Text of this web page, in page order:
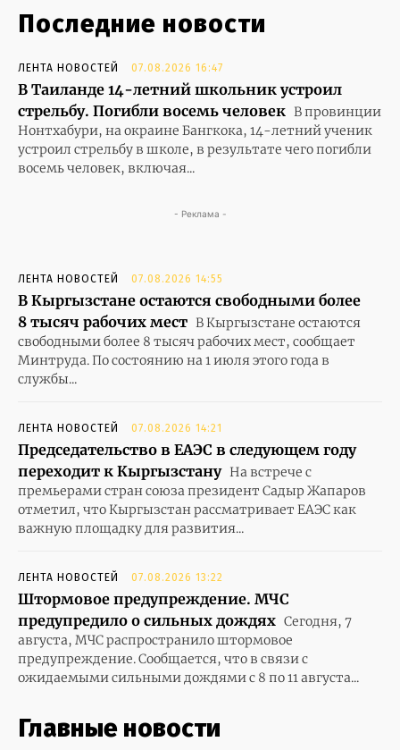
Последние новости
ЛЕНТА НОВОСТЕЙ 07.08.2026 16:47
В Таиланде 14-летний школьник устроил
стрельбу. Погибли восемь человек В провинции
Нонтхабури, на окраине Бангкока, 14-летний ученик
устроил стрельбу в школе, в результате чего погибли
восемь человек, включая...
- Реклама -
ЛЕНТА НОВОСТЕЙ 07.08.2026 14:55
В Кыргызстане остаются свободными более
8 тысяч рабочих мест В Кыргызстане остаются
свободными более 8 тысяч рабочих мест, сообщает
Минтруда. По состоянию на 1 июля этого года в
службы...
ЛЕНТА НОВОСТЕЙ 07.08.2026 14:21
Председательство в ЕАЭС в следующем году
переходит к Кыргызстану На встрече с
премьерами стран союза президент Садыр Жапаров
отметил, что Кыргызстан рассматривает ЕАЭС как
важную площадку для развития...
ЛЕНТА НОВОСТЕЙ 07.08.2026 13:22
Штормовое предупреждение. МЧС
предупредило о сильных дождях Сегодня, 7
августа, МЧС распространило штормовое
предупреждение. Сообщается, что в связи с
ожидаемыми сильными дождями с 8 по 11 августа...
Главные новости